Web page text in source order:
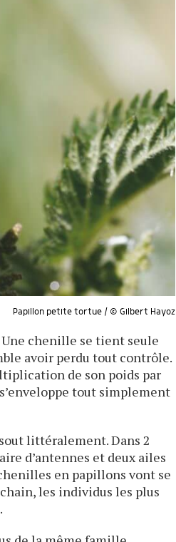
Papillon petite tortue / © Gilbert Hayoz
chenille se tient seule
avoir perdu tout contrôle.
de son poids par
tout simplement
littéralement. Dans 2
d’antennes et deux ailes
en papillons vont se
les individus les plus